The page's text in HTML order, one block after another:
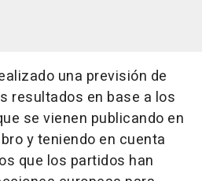
una previsión de
resultados en base a los
se vienen publicando en
y teniendo en cuenta
que los partidos han